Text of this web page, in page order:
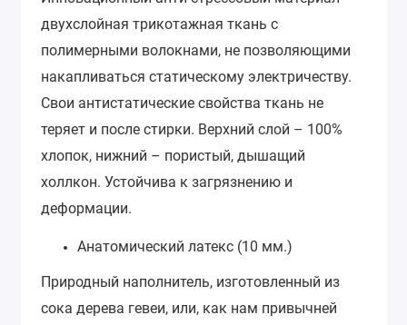
двухслойная трикотажная ткань с
полимерными волокнами, не позволяющими
накапливаться статическому электричеству.
Свои антистатические свойства ткань не
теряет и после стирки. Верхний слой – 100%
хлопок, нижний – пористый, дышащий
холлкон. Устойчива к загрязнению и
деформации.
Анатомический латекс (10 мм.)
Природный наполнитель, изготовленный из
сока дерева гевеи, или, как нам привычней